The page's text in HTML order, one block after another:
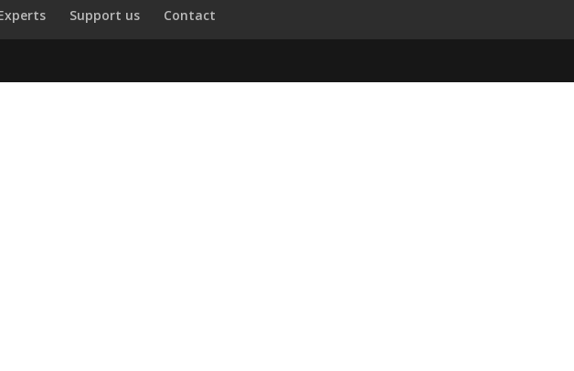
Support us Contact